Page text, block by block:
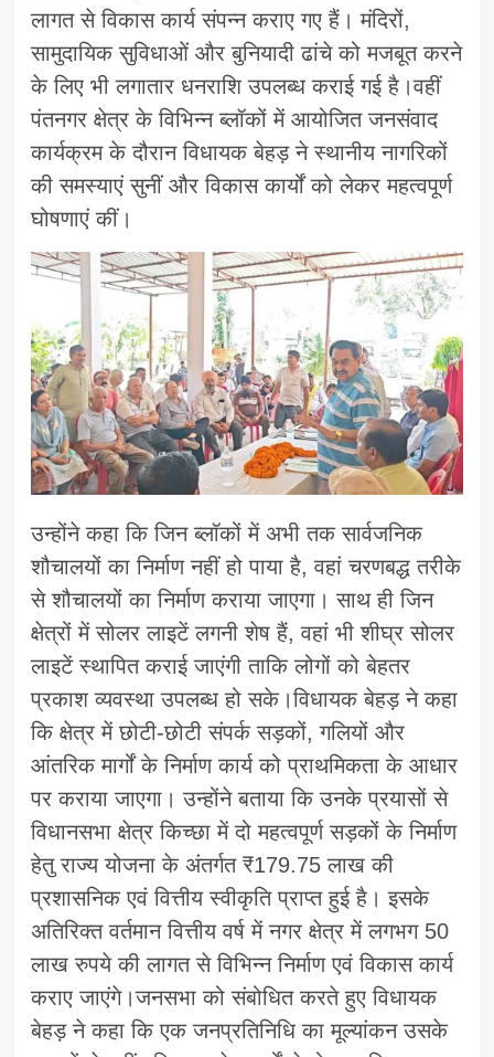
लागत से विकास कार्य संपन्न कराए गए हैं। मंदिरों,
सामुदायिक सुविधाओं और बुनियादी ढांचे को मजबूत करने
के लिए भी लगातार धनराशि उपलब्ध कराई गई है।वहीं
पंतनगर क्षेत्र के विभिन्न ब्लॉकों में आयोजित जनसंवाद
कार्यक्रम के दौरान विधायक बेहड़ ने स्थानीय नागरिकों
की समस्याएं सुनीं और विकास कार्यों को लेकर महत्वपूर्ण
घोषणाएं कीं।
उन्होंने कहा कि जिन ब्लॉकों में अभी तक सार्वजनिक
शौचालयों का निर्माण नहीं हो पाया है, वहां चरणबद्ध तरीके
से शौचालयों का निर्माण कराया जाएगा। साथ ही जिन
क्षेत्रों में सोलर लाइटें लगनी शेष हैं, वहां भी शीघ्र सोलर
लाइटें स्थापित कराई जाएंगी ताकि लोगों को बेहतर
प्रकाश व्यवस्था उपलब्ध हो सके।विधायक बेहड़ ने कहा
कि क्षेत्र में छोटी-छोटी संपर्क सड़कों, गलियों और
आंतरिक मार्गों के निर्माण कार्य को प्राथमिकता के आधार
पर कराया जाएगा। उन्होंने बताया कि उनके प्रयासों से
विधानसभा क्षेत्र किच्छा में दो महत्वपूर्ण सड़कों के निर्माण
हेतु राज्य योजना के अंतर्गत ₹179.75 लाख की
प्रशासनिक एवं वित्तीय स्वीकृति प्राप्त हुई है। इसके
अतिरिक्त वर्तमान वित्तीय वर्ष में नगर क्षेत्र में लगभग 50
लाख रुपये की लागत से विभिन्न निर्माण एवं विकास कार्य
कराए जाएंगे।जनसभा को संबोधित करते हुए विधायक
बेहड़ ने कहा कि एक जनप्रतिनिधि का मूल्यांकन उसके